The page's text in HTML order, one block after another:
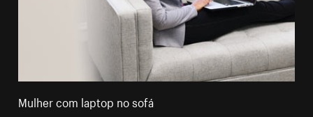
Mulher com laptop no sofá